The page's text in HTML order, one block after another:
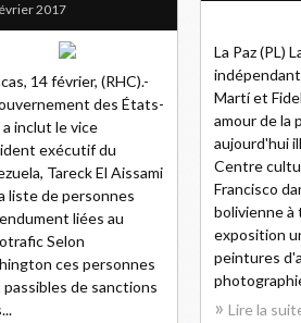
2017
14 février, (RHC).-
des États-
a inclut le vice
exécutif du
Tareck El Aissami
liste de personnes
liées au
Selon
ces personnes
passibles de sanctions
La Paz (PL)
Martí et
amour de la
aujourd'hui
Centre
Francisco
bolivienne à
exposition
peintures
Lire la